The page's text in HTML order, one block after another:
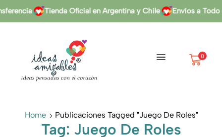
Tienda Oficial en Argentina y Chile Envíos a Todo
0
Home Publicaciones Tagged "juego De Roles"
Tag: Juego De Roles